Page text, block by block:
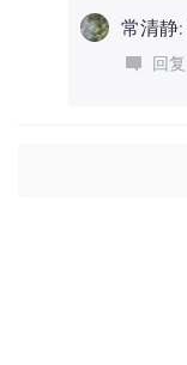
常清静:
回复